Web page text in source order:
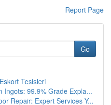
Report Page
Go
Tesisleri
Ingots: 99.9% Grade Expla...
Repair: Expert Services Y...